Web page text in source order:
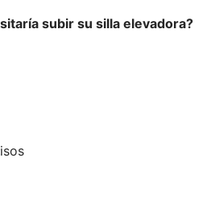
subir su silla elevadora?